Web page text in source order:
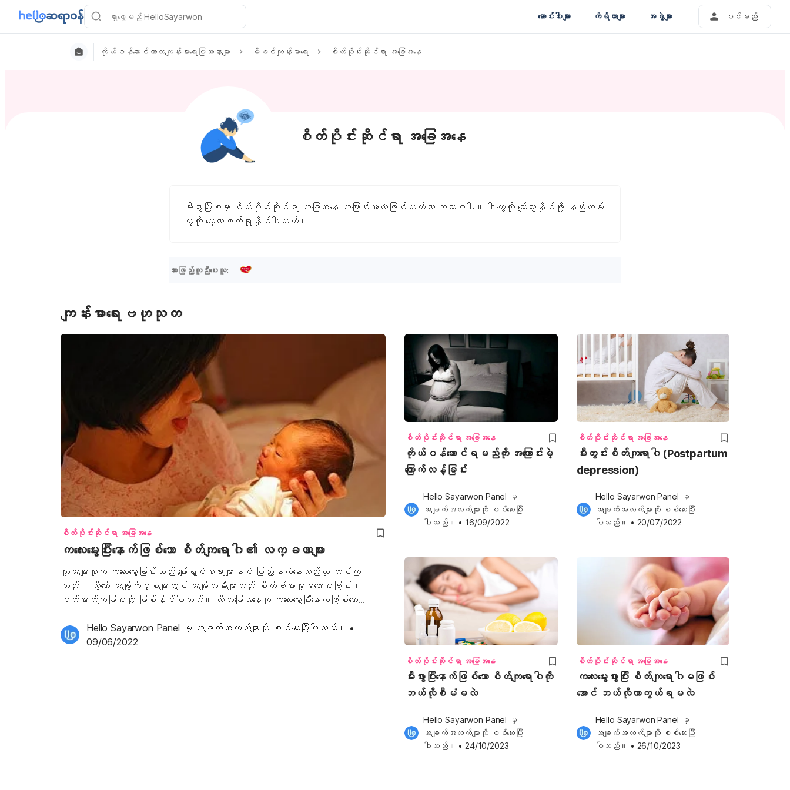
ဆောင်းပါးများ ကိရိယာများ အဖွဲ့များ ဝင်မည်
ကိုယ်ဝန်ဆောင်ကာလကျန်းမာရေးပြဿနာများ မိခင်ကျန်းမာရေး စိတ်ပိုင်းဆိုင်ရာ အခြေအနေ
စိတ်ပိုင်းဆိုင်ရာ အခြေအနေ
မီးဖွားပြီးစမှာ စိတ်ပိုင်းဆိုင်ရာ အခြေအနေ အပြောင်းအလဲဖြစ်တတ်တာ သဘာဝပါ။ ဒါတွေကို ကျော်လွှားနိုင်ဖို့ နည်းလမ်း
တွေကို လေ့လာဖတ်ရှုနိုင်ပါတယ်။
အားဖြည့်ကူညီပေးသူ:
ကျန်းမာရေးဗဟုသုတ
စိတ်ပိုင်းဆိုင်ရာ အခြေအနေ
ကလေးမွေးပြီးနောက်ဖြစ်သော စိတ်ကျရောဂါ ၏ လက္ခဏာများ
လူအများစုက ကလေးမွေးခြင်းသည် ပျော်ရွှင်စရာများနှင့် ပြည့်နှက်နေသည်ဟု ထင်ကြ
သည်။ သို့သော် အချို့ကိစ္စများတွင် အမျိုးသမီးများသည် စိတ်ခံစားမှုမကောင်းခြင်း၊
စိတ်ဓာတ်ကျခြင်းတို့ ဖြစ်နိုင်ပါသည်။ ထိုအခြေအနေကို ကလေးမွေးပြီးနောက်ဖြစ်သော
အပြောင်းအလဲများကြောင့် မိခင်တွင် စိတ်ခံစားလွယ်ခြင်း၊ အငိုလွယ်ခြင်း၊ ပင်ပန်း
နွမ်းနယ်ခြင်း၊ ပူပန်သောကရောက်ခြင်းတို့ကို ခံစားရစေပါသည်။ ကံကောင်းသောအချက်
Hello Sayarwon Panel မှ အချက်အလက်များကို စစ်ဆေးပြီးပါသည်။ •
09/06/2022
စိတ်ပိုင်းဆိုင်ရာ အခြေအနေ
ကိုယ်ဝန်ဆောင်ရမည်ကို အကြောင်းမဲ့
ကြောက်လန့်ခြင်း
Hello Sayarwon Panel မှ
အချက်အလက်များကို စစ်ဆေးပြီး
ပါသည်။ • 16/09/2022
စိတ်ပိုင်းဆိုင်ရာ အခြေအနေ
မီးတွင်းစိတ်ကျရောဂါ (Postpartum
depression)
Hello Sayarwon Panel မှ
အချက်အလက်များကို စစ်ဆေးပြီး
ပါသည်။
• 20/07/2022
စိတ်ပိုင်းဆိုင်ရာ အခြေအနေ
မီးဖွားပြီးနောက်ဖြစ်သော စိတ်ကျရောဂါကို
ဘယ်လိုစီမံမလဲ
Hello Sayarwon Panel မှ
အချက်အလက်များကို စစ်ဆေးပြီး
ပါသည်။ • 24/10/2023
စိတ်ပိုင်းဆိုင်ရာ အခြေအနေ
ကလေးမွေးဖွားပြီး စိတ်ကျရောဂါမဖြစ်
အောင် ဘယ်လိုကာကွယ်ရမလဲ
Hello Sayarwon Panel မှ
အချက်အလက်များကို စစ်ဆေးပြီး
ပါသည်။
• 26/10/2023